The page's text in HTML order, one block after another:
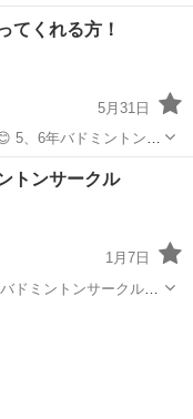
ないか確認する。 検
具合がないかチェック
てくれる方！
5月31日
5、6年バドミントンを
、あと下手なので、似
お願いしたいです！ 主
男性
トンサークル
1月7日
ドミントンサークルで